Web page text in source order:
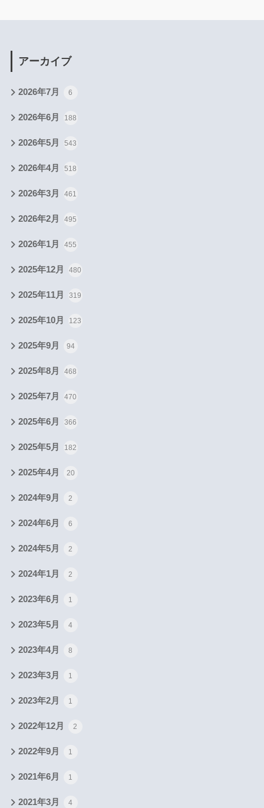
アーカイブ
2026年7月 6
2026年6月 188
2026年5月 543
2026年4月 518
2026年3月 461
2026年2月 495
2026年1月 455
2025年12月 480
2025年11月 319
2025年10月 123
2025年9月 94
2025年8月 468
2025年7月 470
2025年6月 366
2025年5月 182
2025年4月 20
2024年9月 2
2024年6月 6
2024年5月 2
2024年1月 2
2023年6月 1
2023年5月 4
2023年4月 8
2023年3月 1
2023年2月 1
2022年12月 2
2022年9月 1
2021年6月 1
2021年3月 4